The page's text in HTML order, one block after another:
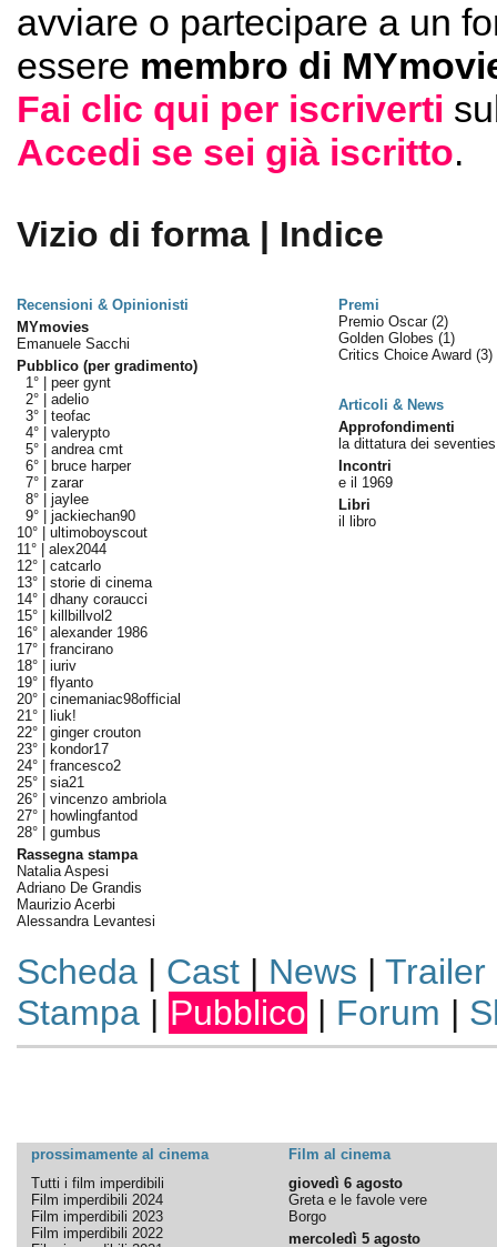
avviare o partecipare a un
essere membro di
Fai clic qui per iscriverti
Accedi se sei già iscritto.
Vizio di forma | Indice
Recensioni & Opinionisti
Premi
MYmovies
Emanuele Sacchi
Pubblico (per gradimento)
1° | peer gynt
2° | adelio
3° | teofac
4° | valerypto
5° | andrea cmt
6° |
bruce harper
7° | zarar
8° | jaylee
9° | jackiechan90
10° | ultimoboyscout
11° | alex2044
12° | catcarlo
13° | storie di cinema
14° | dhany coraucci
15° |
killbillvol2
16° | alexander 1986
17° | francirano
18° | iuriv
19° | flyanto
20° | cinemaniac98official
21° |
liuk!
22° | ginger crouton
23° |
kondor17
24° | francesco2
25° | sia21
26° | vincenzo ambriola
27° |
howlingfantod
28° | gumbus
Rassegna stampa
Natalia Aspesi
Adriano De Grandis
Maurizio Acerbi
Alessandra Levantesi
Premio Oscar (2)
Golden Globes (1)
Critics Choice Award (3)
Articoli & News
Approfondimenti
la dittatura dei seventies
Incontri
e il 1969
Libri
il libro
Scheda| Cast| News | Trailer
Stampa| Pubblico | Forum |
prossimamente al cinema
Film al cinema
Tutti i film imperdibili
Film imperdibili 2024
Film imperdibili 2023
Film imperdibili 2022
giovedì 6 agosto
Greta e le favole vere
Borgo
mercoledì 5 agosto